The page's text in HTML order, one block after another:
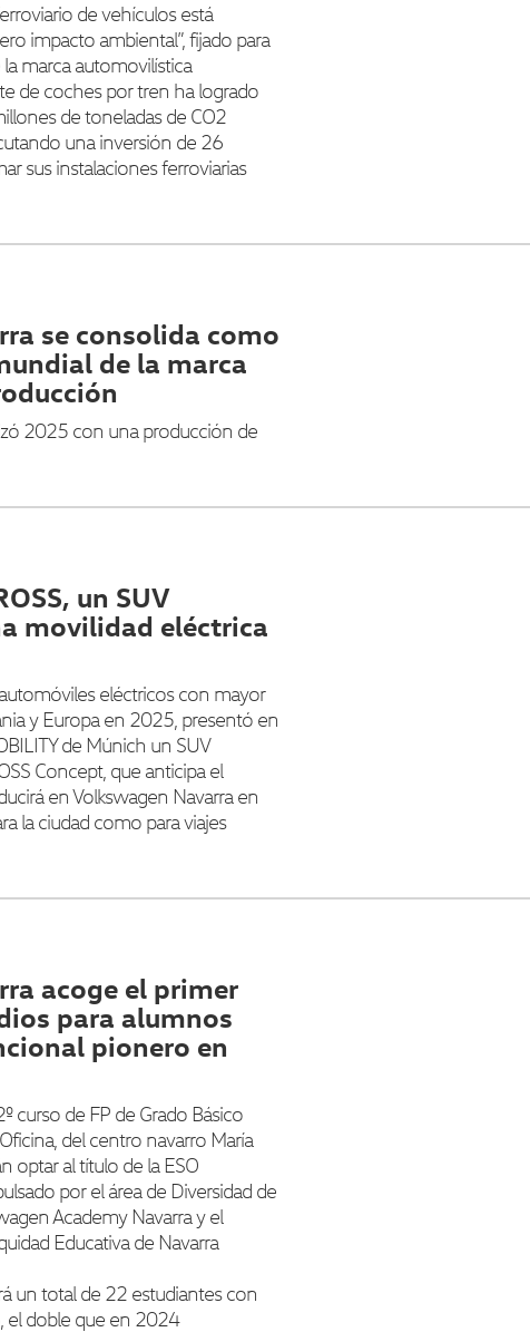
de vehículos está
impacto ambiental”, fijado para
marca automovilística
de coches por tren ha logrado
de toneladas de CO2
una inversión de 26
sus instalaciones ferroviarias
se consolida como
de la marca
2025 con una producción de
un SUV
movilidad eléctrica
eléctricos con mayor
y Europa en 2025, presentó en
de Múnich un SUV
Concept, que anticipa el
en Volkswagen Navarra en
la ciudad como para viajes
acoge el primer
para alumnos
pionero en
de FP de Grado Básico
del centro navarro María
optar al título de la ESO
por el área de Diversidad de
Academy Navarra y el
Educativa de Navarra
un total de 22 estudiantes con
el doble que en 2024